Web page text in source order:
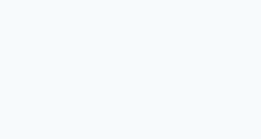
Popular de Andalucía (PP-A),